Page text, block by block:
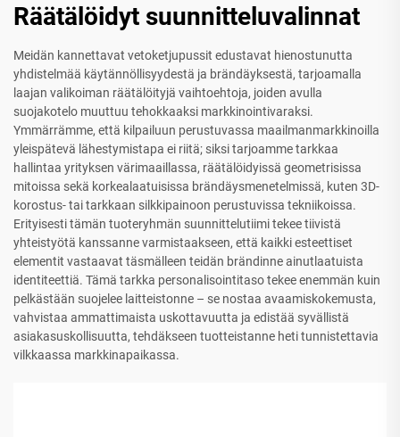
Räätälöidyt suunnitteluvalinnat
Meidän kannettavat vetoketjupussit edustavat hienostunutta
yhdistelmää käytännöllisyydestä ja brändäyksestä, tarjoamalla
laajan valikoiman räätälöityjä vaihtoehtoja, joiden avulla
suojakotelo muuttuu tehokkaaksi markkinointivaraksi.
Ymmärrämme, että kilpailuun perustuvassa maailmanmarkkinoilla
yleispätevä lähestymistapa ei riitä; siksi tarjoamme tarkkaa
hallintaa yrityksen värimaaillassa, räätälöidyissä geometrisissa
mitoissa sekä korkealaatuisissa brändäysmenetelmissä, kuten 3D-
korostus- tai tarkkaan silkkipainoon perustuvissa tekniikoissa.
Erityisesti tämän tuoteryhmän suunnittelutiimi tekee tiivistä
yhteistyötä kanssanne varmistaakseen, että kaikki esteettiset
elementit vastaavat täsmälleen teidän brändinne ainutlaatuista
identiteettiä. Tämä tarkka personalisointitaso tekee enemmän kuin
pelkästään suojelee laitteistonne – se nostaa avaamiskokemusta,
vahvistaa ammattimaista uskottavuutta ja edistää syvällistä
asiakasuskollisuutta, tehdäkseen tuotteistanne heti tunnistettavia
vilkkaassa markkinapaikassa.